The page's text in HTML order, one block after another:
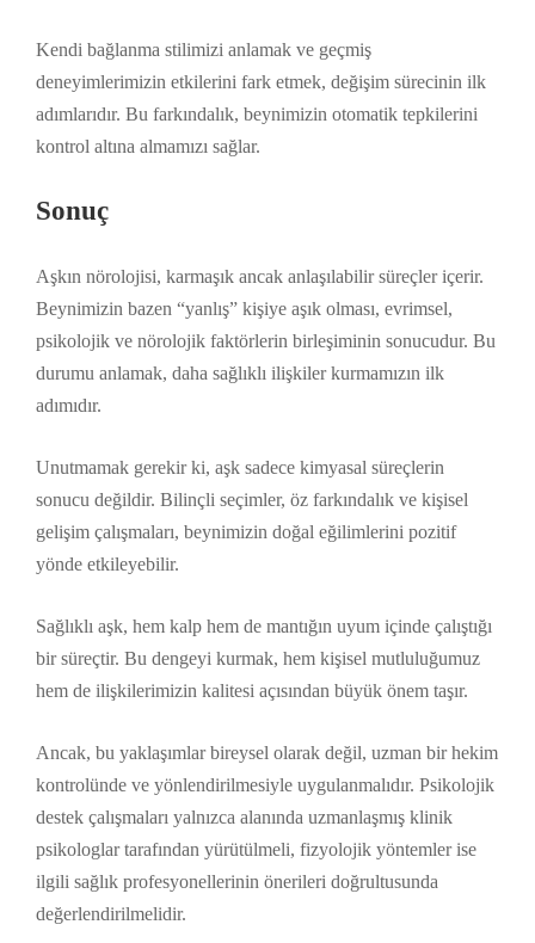
Kendi bağlanma stilimizi anlamak ve geçmiş
deneyimlerimizin etkilerini fark etmek, değişim sürecinin ilk
adımlarıdır. Bu farkındalık, beynimizin otomatik tepkilerini
kontrol altına almamızı sağlar.
Sonuç
Aşkın nörolojisi, karmaşık ancak anlaşılabilir süreçler içerir.
Beynimizin bazen “yanlış” kişiye aşık olması, evrimsel,
psikolojik ve nörolojik faktörlerin birleşiminin sonucudur. Bu
durumu anlamak, daha sağlıklı ilişkiler kurmamızın ilk
adımıdır.
Unutmamak gerekir ki, aşk sadece kimyasal süreçlerin
sonucu değildir. Bilinçli seçimler, öz farkındalık ve kişisel
gelişim çalışmaları, beynimizin doğal eğilimlerini pozitif
yönde etkileyebilir.
Sağlıklı aşk, hem kalp hem de mantığın uyum içinde çalıştığı
bir süreçtir. Bu dengeyi kurmak, hem kişisel mutluluğumuz
hem de ilişkilerimizin kalitesi açısından büyük önem taşır.
Ancak, bu yaklaşımlar bireysel olarak değil, uzman bir hekim
kontrolünde ve yönlendirilmesiyle uygulanmalıdır. Psikolojik
destek çalışmaları yalnızca alanında uzmanlaşmış klinik
psikologlar tarafından yürütülmeli, fizyolojik yöntemler ise
ilgili sağlık profesyonellerinin önerileri doğrultusunda
değerlendirilmelidir.